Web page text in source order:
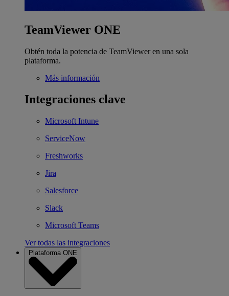
TeamViewer ONE
Obtén toda la potencia de TeamViewer en una sola
plataforma.
Más información
Integraciones clave
Microsoft Intune
ServiceNow
Freshworks
Jira
Salesforce
Slack
Microsoft Teams
Ver todas las integraciones
Plataforma ONE